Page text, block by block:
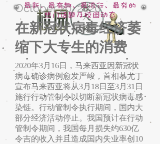
October 20, 2020
在新冠状病毒经济萎
缩下大专生的消费
2020年3月16日，马来西亚因新冠状
病毒确诊病例愈发严峻，首相慕尤丁
宣布马来西亚将从3月18日至3月31日
施行行动管制令以切断新冠状病毒感
染链。行动管制令执行期间，国内大
部分经济活动停止。我国预计在行动
管制令期间，我国每月损失约630亿
令吉的收入并且造成国内失业率创10